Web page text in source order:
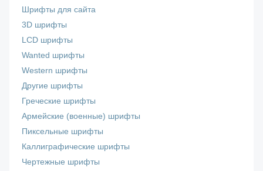
Шрифты для сайта
3D шрифты
LCD шрифты
Wanted шрифты
Western шрифты
Другие шрифты
Греческие шрифты
Армейские (военные) шрифты
Пиксельные шрифты
Каллиграфические шрифты
Чертежные шрифты